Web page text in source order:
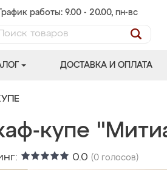
График работы: 9.00 - 20.00, пн-вс
ДОСТАВКА И ОПЛАТА
купе
0.0 (0 голосов)